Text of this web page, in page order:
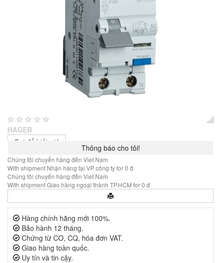
HAGER
Gọi để biết giá
Thông báo cho tôi!
Chúng tôi chuyển hàng đến Viet Nam
With shipment Nhận hàng tại VP công ty for 0 đ
Chúng tôi chuyển hàng đến Viet Nam
With shipment Giao hàng ngoại thành TP.HCM for 0 đ
Hàng chính hãng mới 100%.
Bảo hành 12 tháng.
Chứng từ CO, CQ, hóa đơn VAT.
Giao hàng toàn quốc.
Uy tín và tin cậy.